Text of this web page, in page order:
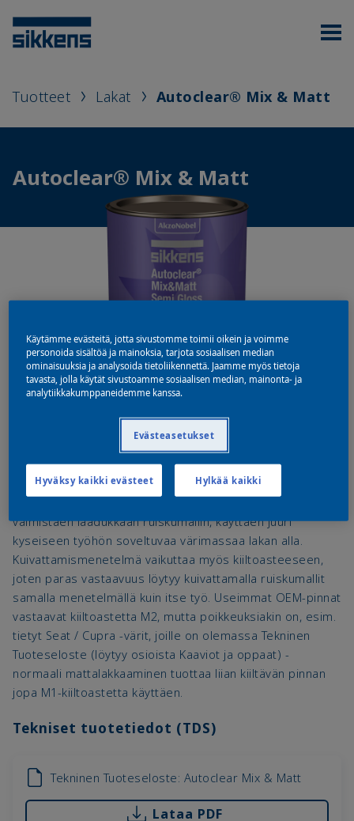
Tuotteet Lakat Autoclear® Mix & Matt
Autoclear® Mix & Matt
sekoitussuhdetta säätämällä. Vinkki: M1-M5 -
kiiltoasteviuhka näyttää hyvän arvion toteutuvasta
kiiltoasteesta, mutta tarkan lopputuloksen voi tietää vain
valmistaen laadukkaan ruiskumallin, käyttäen juuri
kyseiseen työhön soveltuvaa värimassaa lakan alla.
Kuivattamismenetelmä vaikuttaa myös kiiltoasteeseen,
joten paras vastaavuus löytyy kuivattamalla ruiskumallit
samalla menetelmällä kuin itse työ. Useimmat OEM-pinnat
vastaavat kiiltoastetta M2, mutta poikkeuksiakin on, esim.
tietyt Seat / Cupra -värit, joille on olemassa Tekninen
Tuoteseloste (löytyy osioista Kaaviot ja oppaat) -
normaali mattalakkaaminen tuottaa liian kiiltävän pinnan
jopa M1-kiiltoastetta käyttäen.
Tekniset tuotetiedot (TDS)
Tekninen Tuoteseloste: Autoclear Mix & Matt
Lataa PDF
Käytämme evästeitä, jotta sivustomme toimii oikein ja voimme
personoida sisältöä ja mainoksia, tarjota sosiaalisen median
ominaisuuksia ja analysoida tietoliikennettä. Jaamme myös tietoja
tavasta, jolla käytät sivustoamme sosiaalisen median, mainonta- ja
analytiikkakumppaneidemme kanssa.
Evästeasetukset
Hylkää kaikki
Hyväksy kaikki evästeet